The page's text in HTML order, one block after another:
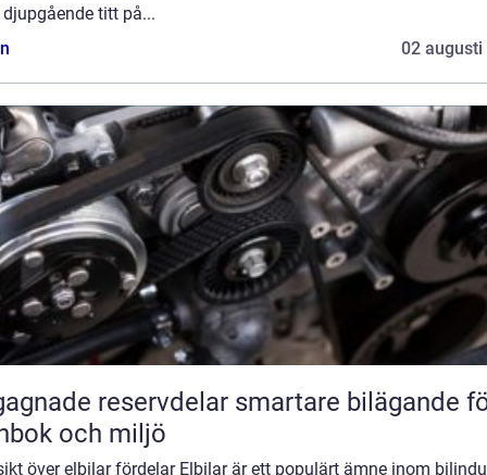
titt på...
02 augusti
reservdelar smartare bilägande för
och miljö
över elbilar fördelar Elbilar är ett populärt ämne inom